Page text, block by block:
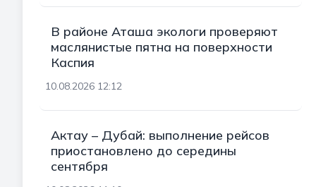
В районе Аташа экологи проверяют
маслянистые пятна на поверхности
Каспия
10.08.2026 12:12
Актау – Дубай: выполнение рейсов
приостановлено до середины
сентября